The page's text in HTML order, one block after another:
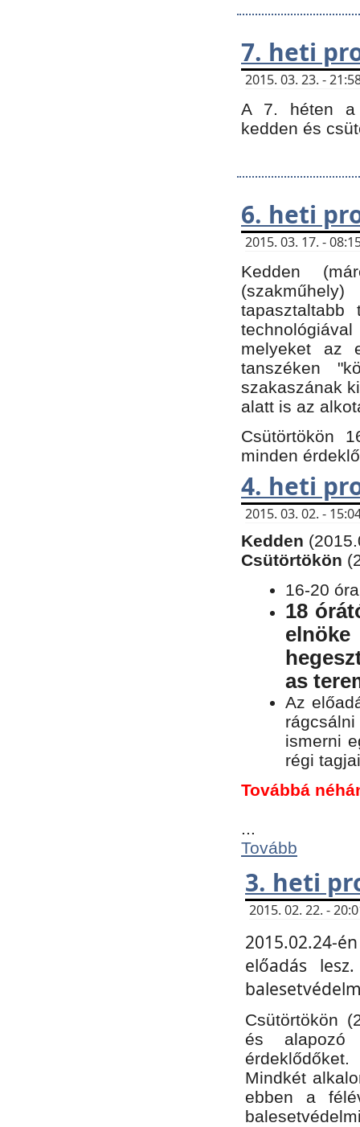
7. heti
2015. 03. 23. -
A 7. héten a
kedden és
6. heti
2015. 03. 17. -
Kedden
tapasztaltabb
melyeket az
tanszéken
szakaszának
alatt is az
Csütörtökön
minden
4. heti
2015. 03. 02. -
Kedden
Csütörtökön
16-20
18
as
Az
ismerni
régi
Továbbá
...
Tovább
3. heti
2015. 02. 22. -
2015.02.24-
előadás
Csütörtökön
és alapozó
érdeklődőket.
Mindkét
ebben a